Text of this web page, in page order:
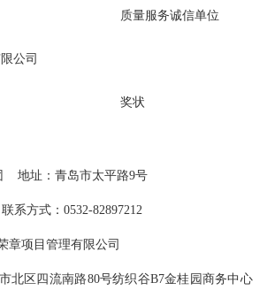
质量服务诚信单位
公司
奖状
地址：青岛市太平路9号
联系方式：0532-82897212
章项目管理有限公司
北区四流南路80号纺织谷B7金桂园商务中心